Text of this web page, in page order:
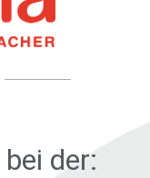
bei der: